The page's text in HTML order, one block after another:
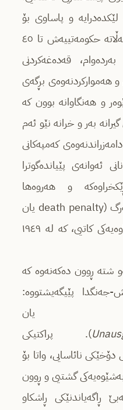
و پاساوی بۆ
دەهێنرایەوە، و پیادەكردنی ئەم دەسەڵاتە حكومەتییەش تا ٤٥
قەدەغەكردنی
و هەمواركردنەوەى بڕگەى
و هەنگاوانە بوون كە
بەر و خرانە نێو ئەم
كەمپەكانی
ئەوانەى پێیاندەگوترا
و هەروەها
جێگیركردنەوەى یاسای سزادان بە مەرگ (death penalty یان
بە ئەڵمانیی: Todesstrafe)، بۆ ماوەیەكی كاتیی، كە لە ١٩٤٩
شتە ڕوون دەكەنەوە كە
پێیگەیشتووە:
یان
). پراكتیكی
نائاسایی، واتا بۆ
گشتیی و ڕوون
ڕاگەیاندنێكی ڕاشكاو